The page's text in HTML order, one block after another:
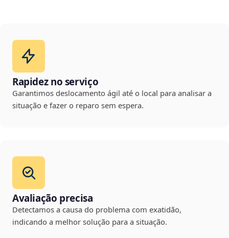
Rapidez no serviço
Garantimos deslocamento ágil até o local para analisar a
situação e fazer o reparo sem espera.
Avaliação precisa
Detectamos a causa do problema com exatidão,
indicando a melhor solução para a situação.